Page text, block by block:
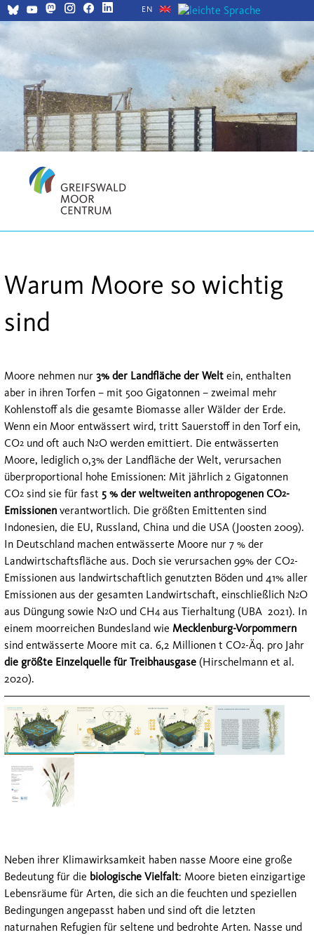
EN
Warum Moore so wichtig
sind
Moore nehmen nur 3% der Landfläche der Welt ein, enthalten
aber in ihren Torfen – mit 500 Gigatonnen – zweimal mehr
Kohlenstoff als die gesamte Biomasse aller Wälder der Erde.
Wenn ein Moor entwässert wird, tritt Sauerstoff in den Torf ein,
CO2 und oft auch N2O werden emittiert. Die entwässerten
Moore, lediglich 0,3% der Landfläche der Welt, verursachen
überproportional hohe Emissionen: Mit jährlich 2 Gigatonnen
CO2 sind sie für fast 5 % der weltweiten anthropogenen CO2-
Emissionen verantwortlich. Die größten Emittenten sind
Indonesien, die EU, Russland, China und die USA (Joosten 2009).
In Deutschland machen entwässerte Moore nur 7 % der
Landwirtschaftsfläche aus. Doch sie verursachen 99% der CO2-
Emissionen aus landwirtschaftlich genutzten Böden und 41% aller
Emissionen aus der gesamten Landwirtschaft, einschließlich N2O
aus Düngung sowie N2O und CH4 aus Tierhaltung (UBA 2021). In
einem moorreichen Bundesland wie Mecklenburg-Vorpommern
sind entwässerte Moore mit ca. 6,2 Millionen t CO2-Äq. pro Jahr
die größte Einzelquelle für Treibhausgase (Hirschelmann et al.
2020).
Neben ihrer Klimawirksamkeit haben nasse Moore eine große
Bedeutung für die biologische Vielfalt: Moore bieten einzigartige
Lebensräume für Arten, die sich an die feuchten und speziellen
Bedingungen angepasst haben und sind oft die letzten
naturnahen Refugien für seltene und bedrohte Arten. Nasse und